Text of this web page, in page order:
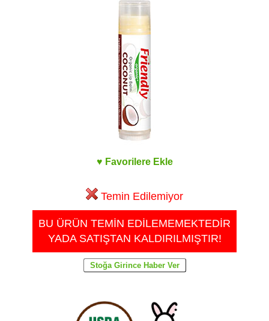
♥ Favorilere Ekle
Temin Edilemiyor
BU ÜRÜN TEMİN EDİLEMEMEKTEDİR
YADA SATIŞTAN KALDIRILMIŞTIR!